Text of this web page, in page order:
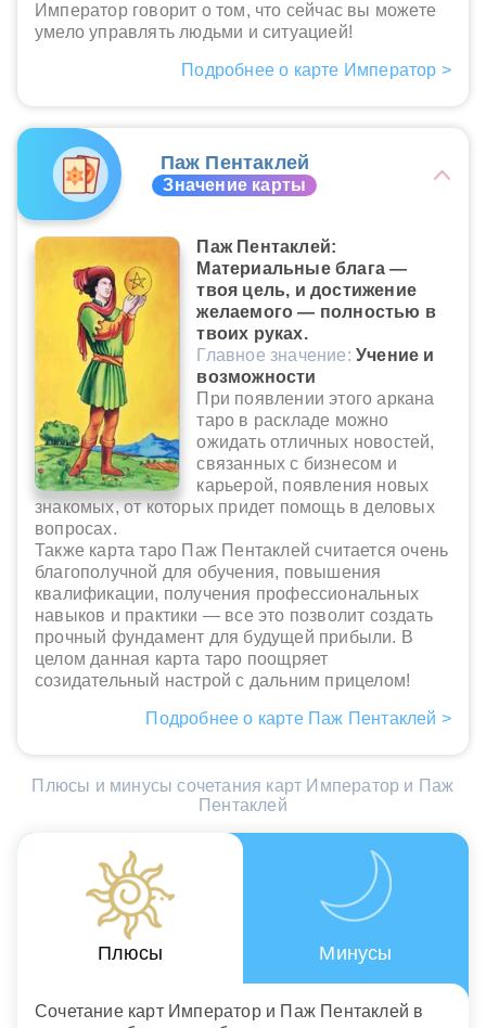
Император говорит о том, что сейчас вы можете
умело управлять людьми и ситуацией!
Подробнее о карте Император >
Паж Пентаклей
Значение карты
Паж Пентаклей:
Материальные блага —
твоя цель, и достижение
желаемого — полностью в
твоих руках.
Главное значение: Учение и
возможности
При появлении этого аркана
таро в раскладе можно
ожидать отличных новостей,
связанных с бизнесом и
карьерой, появления новых
знакомых, от которых придет помощь в деловых
вопросах.
Также карта таро Паж Пентаклей считается очень
благополучной для обучения, повышения
квалификации, получения профессиональных
навыков и практики — все это позволит создать
прочный фундамент для будущей прибыли. В
целом данная карта таро поощряет
созидательный настрой с дальним прицелом!
Подробнее о карте Паж Пентаклей >
Плюсы и минусы сочетания карт Император и Паж
Пентаклей
Плюсы Минусы
Сочетание карт Император и Паж Пентаклей в